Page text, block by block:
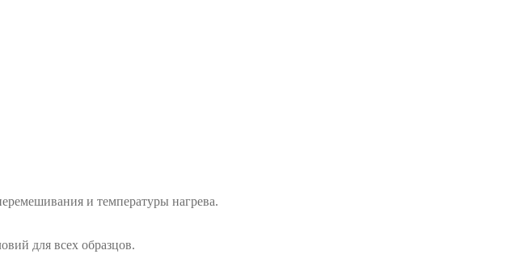
и температуры нагрева.
для всех образцов.